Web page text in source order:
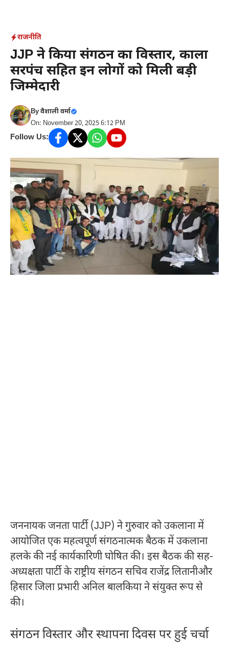
content
राजनीति
JJP ने किया संगठन का विस्तार, काला
सरपंच सहित इन लोगों को मिली बड़ी
जिम्मेदारी
Byवैशाली वर्मा
On: November 20, 2025 6:12 PM
Follow Us:
जननायक जनता पार्टी (JJP) ने गुरुवार को उकलाना में
आयोजित एक महत्वपूर्ण संगठनात्मक बैठक में उकलाना
हलके की नई कार्यकारिणी घोषित की। इस बैठक की सह-
अध्यक्षता पार्टी के राष्ट्रीय संगठन सचिव राजेंद्र लितानीऔर
हिसार जिला प्रभारी अनिल बालकिया ने संयुक्त रूप से
की।
संगठन विस्तार और स्थापना दिवस पर हुई चर्चा